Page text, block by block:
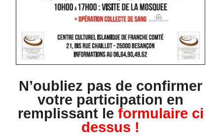
N’oubliez pas de confirmer
votre participation en
remplissant le formulaire ci
dessus !